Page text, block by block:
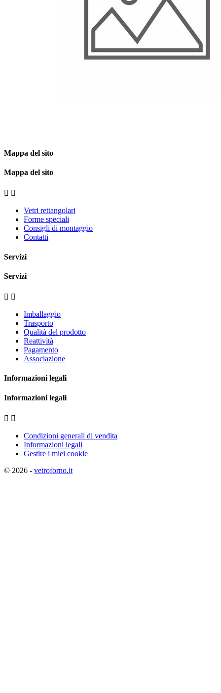
Mappa del sito
Mappa del sito
 
Vetri rettangolari
Forme speciali
Consigli di montaggio
Contatti
Servizi
Servizi
 
Imballaggio
Trasporto
Qualità del prodotto
Reattività
Pagamento
Associazione
Informazioni legali
Informazioni legali
 
Condizioni generali di vendita
Informazioni legali
Gestire i miei cookie
© 2026 - vetroforno.it